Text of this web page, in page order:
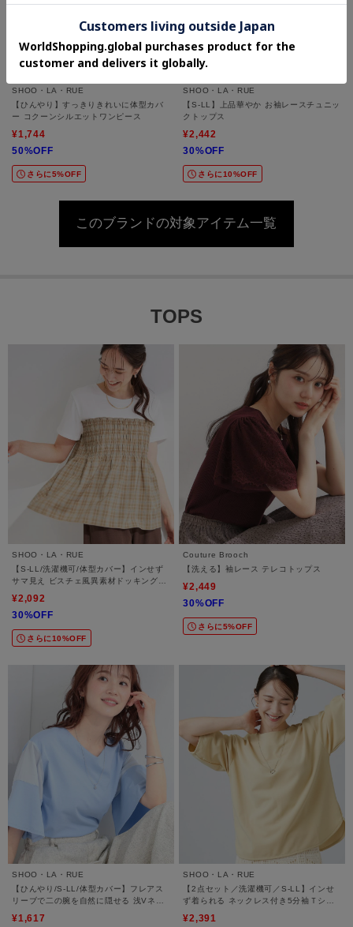
SHOO・LA・RUE
【ひんやり】すっきりきれいに体型カバ
ー コクーンシルエットワンピース
¥1,744
50%OFF
さらに5%OFF
SHOO・LA・RUE
【S-LL】上品華やか お袖レースチュニッ
クトップス
¥2,442
30%OFF
さらに10%OFF
このブランドの対象アイテム一覧
TOPS
SHOO・LA・RUE
【S-LL/洗濯機可/体型カバー】インせず
サマ見え ビスチェ風異素材ドッキングT
¥2,092
30%OFF
さらに10%OFF
Couture Brooch
【洗える】袖レース テレコトップス
¥2,449
30%OFF
さらに5%OFF
SHOO・LA・RUE
【ひんやり/S-LL/体型カバー】フレアス
リーブで二の腕を自然に隠せる 浅Vネッ
¥1,617
SHOO・LA・RUE
【2点セット／洗濯機可／S-LL】インせ
ず着られる ネックレス付き5分袖Ｔシャ
¥2,391